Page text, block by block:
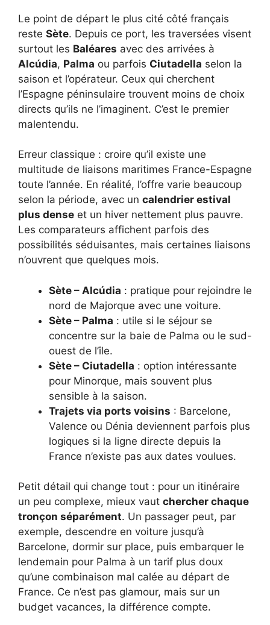
Le point de départ le plus cité côté français
reste Sète. Depuis ce port, les traversées visent
surtout les Baléares avec des arrivées à
Alcúdia, Palma ou parfois Ciutadella selon la
saison et l’opérateur. Ceux qui cherchent
l’Espagne péninsulaire trouvent moins de choix
directs qu’ils ne l’imaginent. C’est le premier
malentendu.
Erreur classique : croire qu’il existe une
multitude de liaisons maritimes France-Espagne
toute l’année. En réalité, l’offre varie beaucoup
selon la période, avec un calendrier estival
plus dense et un hiver nettement plus pauvre.
Les comparateurs affichent parfois des
possibilités séduisantes, mais certaines liaisons
n’ouvrent que quelques mois.
Sète – Alcúdia : pratique pour rejoindre le
nord de Majorque avec une voiture.
Sète – Palma : utile si le séjour se
concentre sur la baie de Palma ou le sud-
ouest de l’île.
Sète – Ciutadella : option intéressante
pour Minorque, mais souvent plus
sensible à la saison.
Trajets via ports voisins : Barcelone,
Valence ou Dénia deviennent parfois plus
logiques si la ligne directe depuis la
France n’existe pas aux dates voulues.
Petit détail qui change tout : pour un itinéraire
un peu complexe, mieux vaut chercher chaque
tronçon séparément. Un passager peut, par
exemple, descendre en voiture jusqu’à
Barcelone, dormir sur place, puis embarquer le
lendemain pour Palma à un tarif plus doux
qu’une combinaison mal calée au départ de
France. Ce n’est pas glamour, mais sur un
budget vacances, la différence compte.